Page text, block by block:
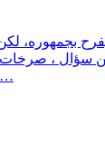
بجمهوره،
سؤال ،
المنصة من